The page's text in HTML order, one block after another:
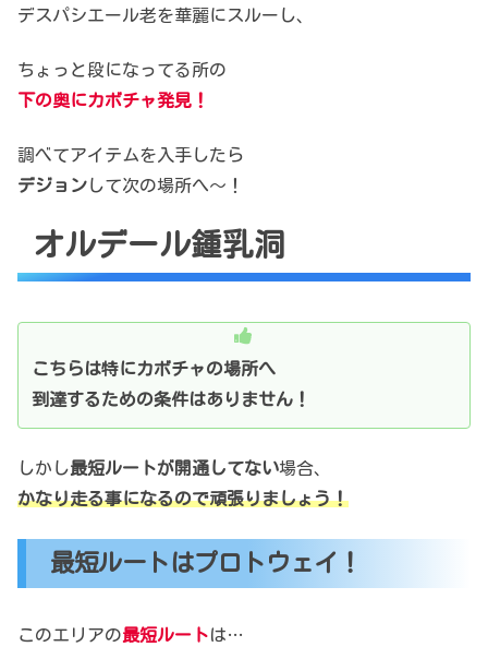
デスパシエール老を華麗にスルーし、
ちょっと段になってる所の
下の奥にカボチャ発見！
調べてアイテムを入手したら
デジョンして次の場所へ～！
オルデール鍾乳洞
こちらは特にカボチャの場所へ
到達するための条件はありません！
しかし最短ルートが開通してない場合、
かなり走る事になるので頑張りましょう！
最短ルートはプロトウェイ！
このエリアの最短ルートは…